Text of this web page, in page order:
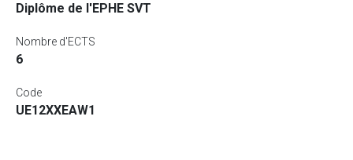
Diplôme de l'EPHE SVT
Nombre d'ECTS
6
Code
UE12XXEAW1